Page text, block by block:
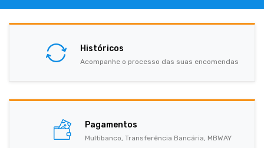
Históricos
Acompanhe o processo das suas encomendas
Pagamentos
Multibanco, Transferência Bancária, MBWAY